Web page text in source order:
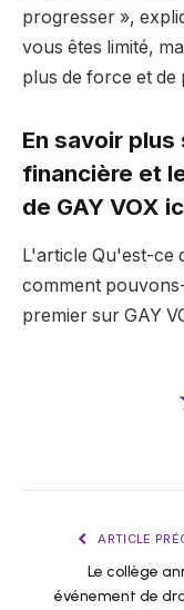
progresser »,
vous êtes limité,
plus de force et de
En savoir
financière et
de GAY VOX
L'article Qu'est-ce
comment
premier sur GAY
ARTICLE
Le collège
événement de